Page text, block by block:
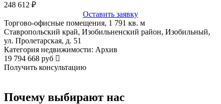
248 612 ₽
Оставить заявку
Торгово-офисные помещения, 1 791 кв. м
Ставропольский край, Изобильненский район, Изобильный,
ул. Пролетарская, д. 51
Категория недвижимости: Архив
19 794 668 руб
Получить консультацию
Почему выбирают нас